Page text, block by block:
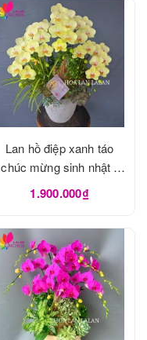
Lan hồ điệp xanh táo
chúc mừng sinh nhật -
LHD1137
1.900.000₫